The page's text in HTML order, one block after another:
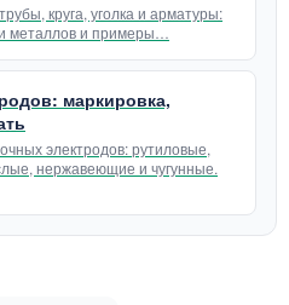
круга, уголка и арматуры:
металлов и примеры…
маркировка,
электродов: рутиловые,
нержавеющие и чугунные.